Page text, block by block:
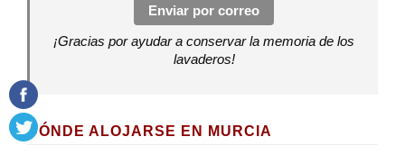
Enviar por correo
¡Gracias por ayudar a conservar la memoria de los
lavaderos!
DÓNDE ALOJARSE EN MURCIA